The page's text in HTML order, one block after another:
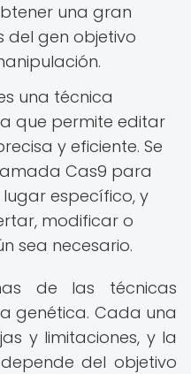
una gran
gen objetivo
una técnica
que permite editar
y eficiente. Se
Cas9 para
específico, y
modificar o
sea necesario.
de las técnicas
genética. Cada una
y limitaciones, y la
del objetivo